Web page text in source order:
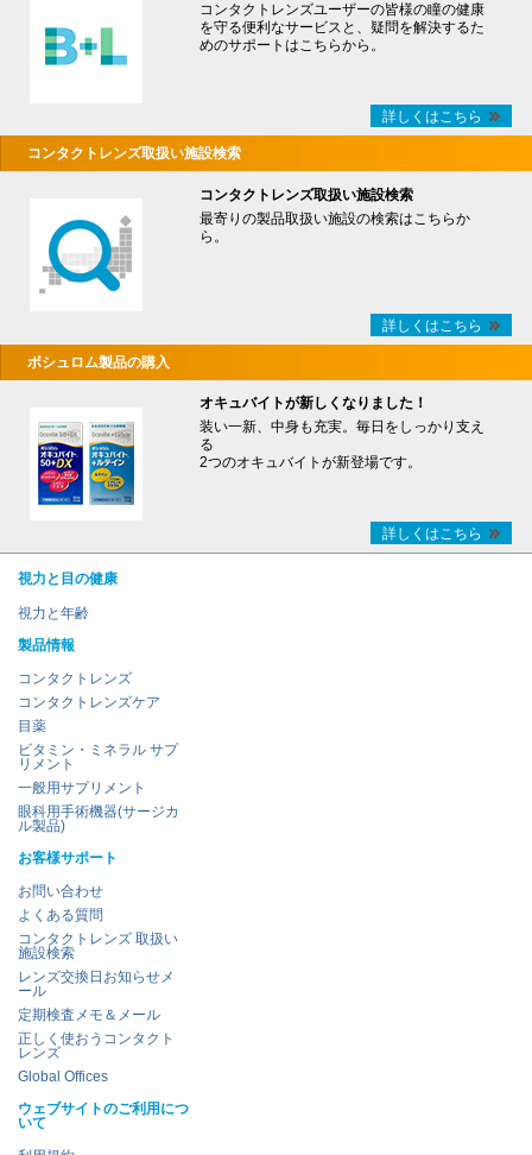
コンタクトレンズユーザーの皆様の瞳の健康
を守る便利なサービスと、疑問を解決するた
めのサポートはこちらから。
詳しくはこちら
コンタクトレンズ取扱い施設検索
コンタクトレンズ取扱い施設検索
最寄りの製品取扱い施設の検索はこちらか
ら。
詳しくはこちら
ボシュロム製品の購入
オキュバイトが新しくなりました！
装い一新、中身も充実。毎日をしっかり支え
る
2つのオキュバイトが新登場です。
詳しくはこちら
視力と目の健康
視力と年齢
製品情報
コンタクトレンズ
コンタクトレンズケア
目薬
ビタミン・ミネラル サプ
リメント
一般用サプリメント
眼科用手術機器(サージカ
ル製品)
お客様サポート
お問い合わせ
よくある質問
コンタクトレンズ 取扱い
施設検索
レンズ交換日お知らせメ
ール
定期検査メモ＆メール
正しく使おうコンタクト
レンズ
Global Offices
ウェブサイトのご利用につ
いて